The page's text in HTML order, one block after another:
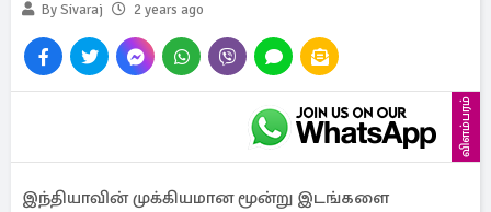
By Sivaraj
2 years ago
விளம்பரம்
இந்தியாவின் முக்கியமான மூன்று இடங்களை